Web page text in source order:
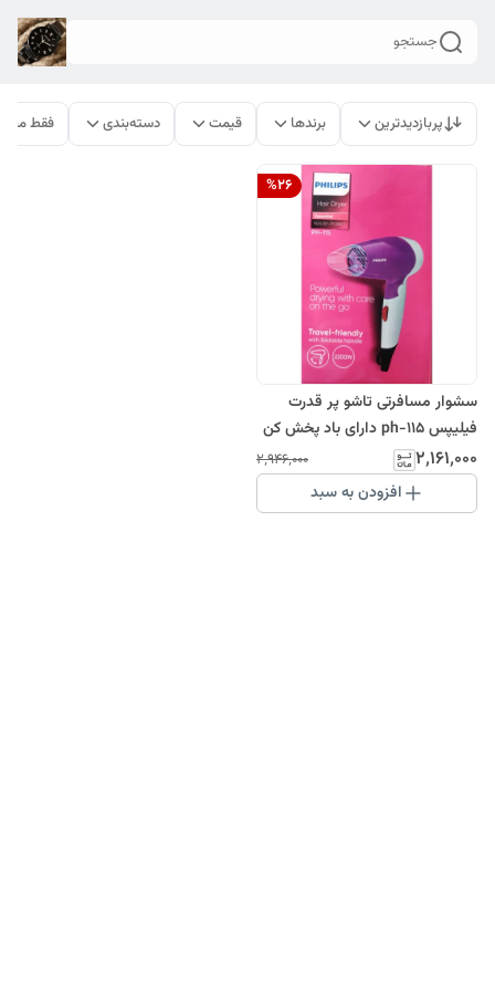
جستجو
پربازدیدترین برندها قیمت دسته‌بندی فقط
%26
سشوار مسافرتی تاشو پر قدرت
فیلیپس ph-115 دارای باد پخش کن
و باد سرد 2200 وات
۲٬۱۶۱٬۰۰۰ ۲٬۹۴۶٬۰۰۰
افزودن به سبد